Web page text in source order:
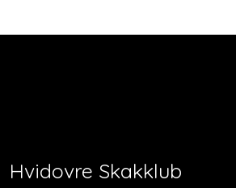
​​Hvidovre Skakklub